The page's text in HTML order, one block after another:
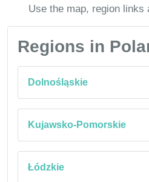
Use the map, region links
Regions in
Dolnośląskie
Kujawsko-Pomorskie
Łódzkie